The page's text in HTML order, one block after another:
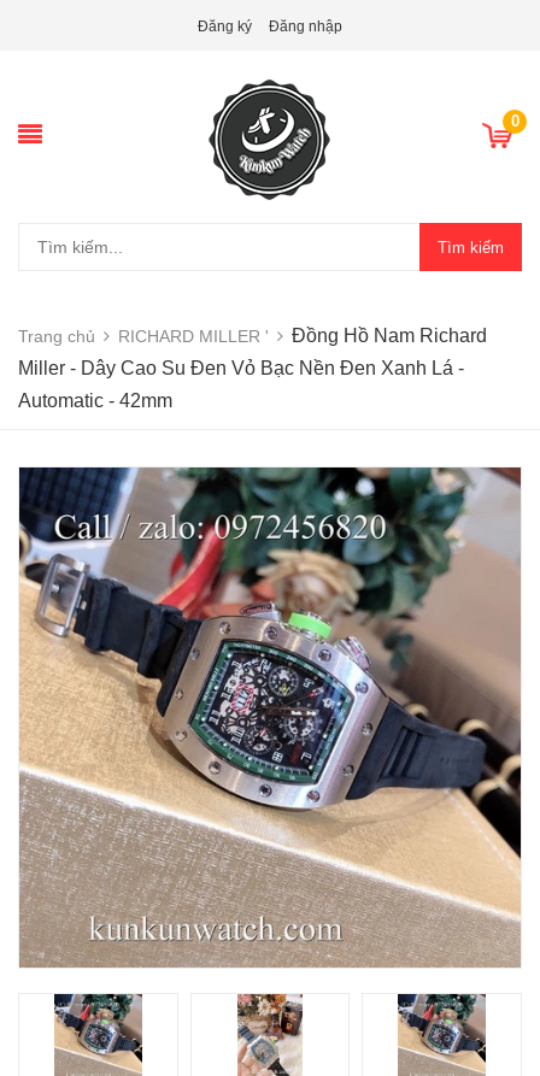
Đăng ký Đăng nhập
0
Tìm kiếm
Trang chủ RICHARD MILLER '
Đồng Hồ Nam Richard
Miller - Dây Cao Su Đen Vỏ Bạc Nền Đen Xanh Lá -
Automatic - 42mm